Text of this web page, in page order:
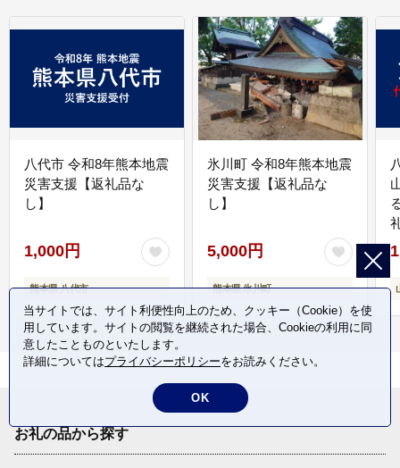
八代市 令和8年熊本地震
災害支援【返礼品な
し】
1,000円
熊本県 八代市
氷川町 令和8年熊本地震
災害支援【返礼品な
し】
5,000円
熊本県 氷川町
お礼の品から探す
当サイトでは、サイト利便性向上のため、クッキー（Cookie）を使
用しています。サイトの閲覧を継続された場合、Cookieの利用に同
意したことものといたします。
詳細についてはプライバシーポリシーをお読みください。
OK